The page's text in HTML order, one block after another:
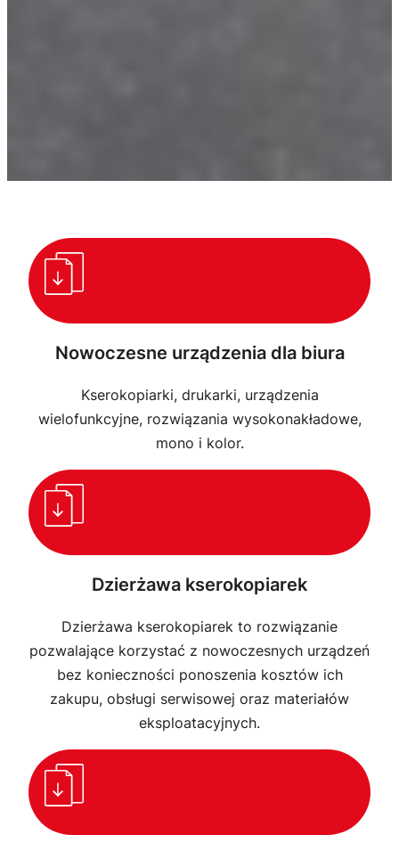
Nowoczesne urządzenia dla biura
Kserokopiarki, drukarki, urządzenia
wielofunkcyjne, rozwiązania wysokonakładowe,
mono i kolor.
Dzierżawa kserokopiarek
Dzierżawa kserokopiarek to rozwiązanie
pozwalające korzystać z nowoczesnych urządzeń
bez konieczności ponoszenia kosztów ich
zakupu, obsługi serwisowej oraz materiałów
eksploatacyjnych.